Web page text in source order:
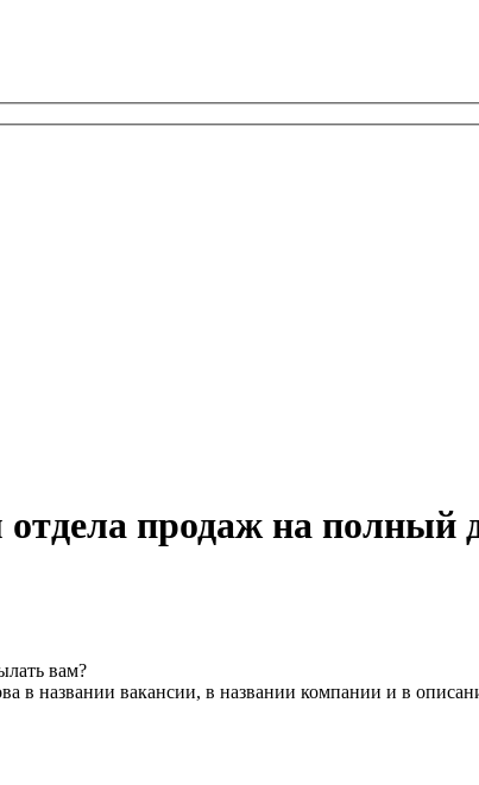
продаж на полный
вам?
в названии вакансии, в названии компании и в